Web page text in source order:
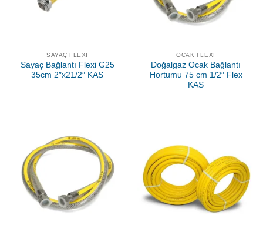
SAYAÇ FLEXI
Sayaç Bağlantı Flexi G25
35cm 2″x21/2″ KAS
OCAK FLEXI
Doğalgaz Ocak Bağlantı
Hortumu 75 cm 1/2″ Flex
KAS